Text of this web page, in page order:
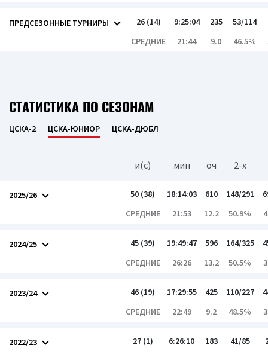
ПРЕДСЕЗОННЫЕ ТУРНИРЫ 26 (14) 9:25:04 235
53/114
СРЕДНИЕ
21:44 9.0 46.5%
СТАТИСТИКА ПО СЕЗОНАМ
ЦСКА-2 ЦСКА-ЮНИОР ЦСКА-ДЮБЛ
и(c) мин оч 2-x
2025/26 50 (38) 18:14:03 610 148/291
СРЕДНИЕ
21:53 12.2 50.9%
2024/25 45 (39) 19:49:47 596 164/325
СРЕДНИЕ
26:26 13.2 50.5%
2023/24 46 (19) 17:29:55 425 110/227
СРЕДНИЕ
22:49 9.2 48.5%
2022/23 27 (1) 6:26:10 183 41/85